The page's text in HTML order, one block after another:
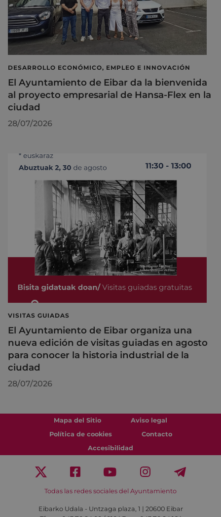
DESARROLLO ECONÓMICO, EMPLEO E INNOVACIÓN
El Ayuntamiento de Eibar da la bienvenida
al proyecto empresarial de Hansa-Flex en la
ciudad
28/07/2026
VISITAS GUIADAS
El Ayuntamiento de Eibar organiza una
nueva edición de visitas guiadas en agosto
para conocer la historia industrial de la
ciudad
28/07/2026
Mapa del Sitio
Aviso legal
Política de cookies
Contacto
Accesibilidad
Todas las redes sociales del Ayuntamiento
Eibarko Udala - Untzaga plaza, 1 | 20600 Eibar